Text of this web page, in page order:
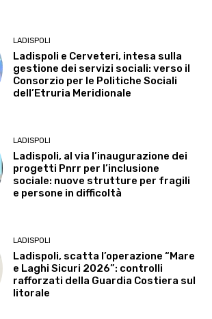
LADISPOLI
Ladispoli e Cerveteri, intesa sulla
gestione dei servizi sociali: verso il
Consorzio per le Politiche Sociali
dell’Etruria Meridionale
LADISPOLI
Ladispoli, al via l’inaugurazione dei
progetti Pnrr per l’inclusione
sociale: nuove strutture per fragili
e persone in difficoltà
LADISPOLI
Ladispoli, scatta l’operazione “Mare
e Laghi Sicuri 2026”: controlli
rafforzati della Guardia Costiera sul
litorale